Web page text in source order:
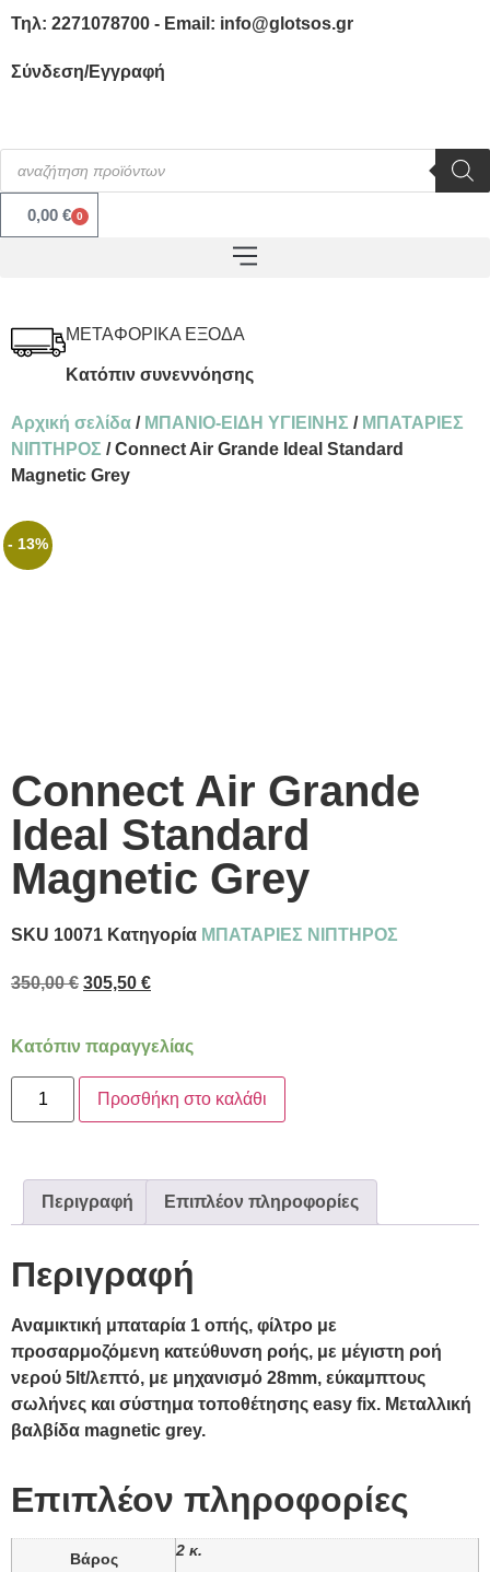
Τηλ: 2271078700 - Email: info@glotsos.gr
Σύνδεση/Εγγραφή
0,00 € 0
ΜΕΤΑΦΟΡΙΚΑ ΕΞΟΔΑ
Κατόπιν συνεννόησης
Αρχική σελίδα / ΜΠΑΝΙΟ-ΕΙΔΗ ΥΓΙΕΙΝΗΣ / ΜΠΑΤΑΡΙΕΣ
ΝΙΠΤΗΡΟΣ / Connect Air Grande Ideal Standard
Magnetic Grey
- 13%
Connect Air Grande
Ideal Standard
Magnetic Grey
SKU 10071 Κατηγορία ΜΠΑΤΑΡΙΕΣ ΝΙΠΤΗΡΟΣ
350,00€ 305,50 €
Κατόπιν παραγγελίας
Προσθήκη στο καλάθι
Περιγραφή Επιπλέον πληροφορίες
Περιγραφή
Αναμικτική μπαταρία 1 οπής, φίλτρο με
προσαρμοζόμενη κατεύθυνση ροής, με μέγιστη ροή
νερού 5lt/λεπτό, με μηχανισμό 28mm, εύκαμπτους
σωλήνες και σύστημα τοποθέτησης easy fix. Μεταλλική
βαλβίδα magnetic grey.
Επιπλέον πληροφορίες
Βάρος 2 κ.